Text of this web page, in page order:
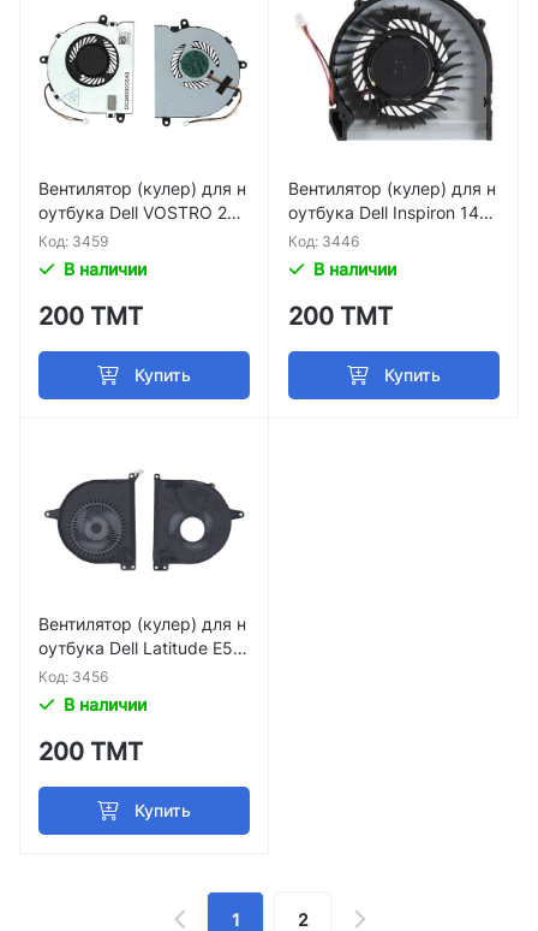
Вентилятор (кулер) для н
оутбука Dell VOSTRO 252
1 3521 5531 V2521 p/n XR
BIJIBENFAN P100
Код: 3459
В наличии
200 ТМТ
Купить
Вентилятор (кулер) для н
оутбука Dell Inspiron 14Z
5423 P35G p/n DFS4708
05WL0T FBCT
Код: 3446
В наличии
200 ТМТ
Купить
Вентилятор (кулер) для н
оутбука Dell Latitude E54
70 p/n WKT5Y
Код: 3456
В наличии
200 ТМТ
Купить
1 2